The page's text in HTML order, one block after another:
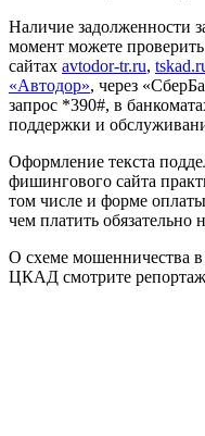
Наличие задолженности
момент можете
сайтах avtodor-tr.ru,
«Автодор», через
запрос *390#, в
поддержки и
Оформление текста
фишингового сайта
том числе и форме
чем платить обязательно
О схеме мошенничества в
ЦКАД смотрите репортаж